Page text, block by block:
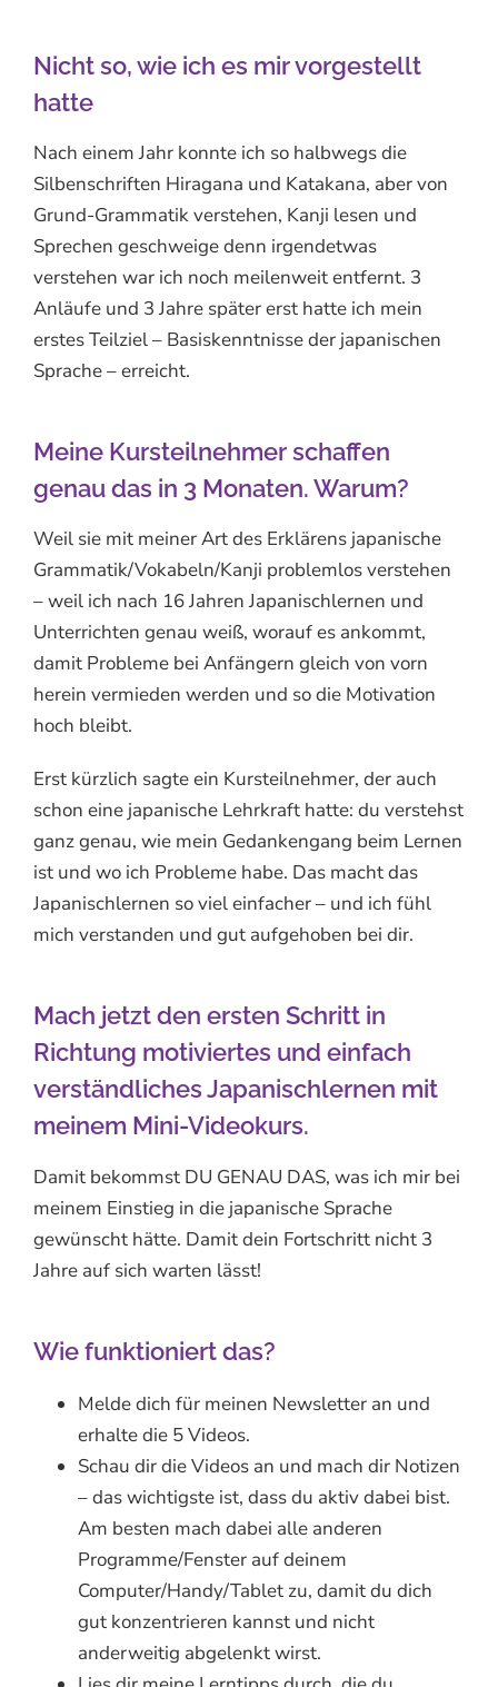
Nicht so, wie ich es mir vorgestellt
hatte
Nach einem Jahr konnte ich so halbwegs die
Silbenschriften Hiragana und Katakana, aber von
Grund-Grammatik verstehen, Kanji lesen und
Sprechen geschweige denn irgendetwas
verstehen war ich noch meilenweit entfernt. 3
Anläufe und 3 Jahre später erst hatte ich mein
erstes Teilziel – Basiskenntnisse der japanischen
Sprache – erreicht.
Meine Kursteilnehmer schaffen
genau das in 3 Monaten. Warum?
Weil sie mit meiner Art des Erklärens japanische
Grammatik/Vokabeln/Kanji problemlos verstehen
– weil ich nach 16 Jahren Japanischlernen und
Unterrichten genau weiß, worauf es ankommt,
damit Probleme bei Anfängern gleich von vorn
herein vermieden werden und so die Motivation
hoch bleibt.
Erst kürzlich sagte ein Kursteilnehmer, der auch
schon eine japanische Lehrkraft hatte: du verstehst
ganz genau, wie mein Gedankengang beim Lernen
ist und wo ich Probleme habe. Das macht das
Japanischlernen so viel einfacher – und ich fühl
mich verstanden und gut aufgehoben bei dir.
Mach jetzt den ersten Schritt in
Richtung motiviertes und einfach
verständliches Japanischlernen mit
meinem Mini-Videokurs.
Damit bekommst DU GENAU DAS, was ich mir bei
meinem Einstieg in die japanische Sprache
gewünscht hätte. Damit dein Fortschritt nicht 3
Jahre auf sich warten lässt!
Wie funktioniert das?
Melde dich für meinen Newsletter an und
erhalte die 5 Videos.
Schau dir die Videos an und mach dir Notizen
– das wichtigste ist, dass du aktiv dabei bist.
Am besten mach dabei alle anderen
Programme/Fenster auf deinem
Computer/Handy/Tablet zu, damit du dich
gut konzentrieren kannst und nicht
anderweitig abgelenkt wirst.